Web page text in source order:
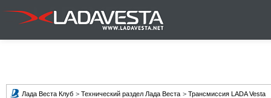
Лада Веста Клуб > Технический раздел Лада Веста > Трансмиссия LADA Vesta